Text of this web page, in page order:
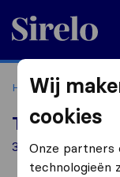
Sirelo.nl
Home
Top 10
3
Wij
cookies
Onze partners
technologieën